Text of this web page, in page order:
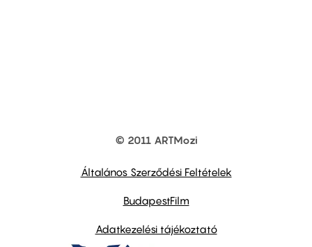
© 2011 ARTMozi
Általános Szerződési Feltételek
BudapestFilm
Adatkezelési tájékoztató